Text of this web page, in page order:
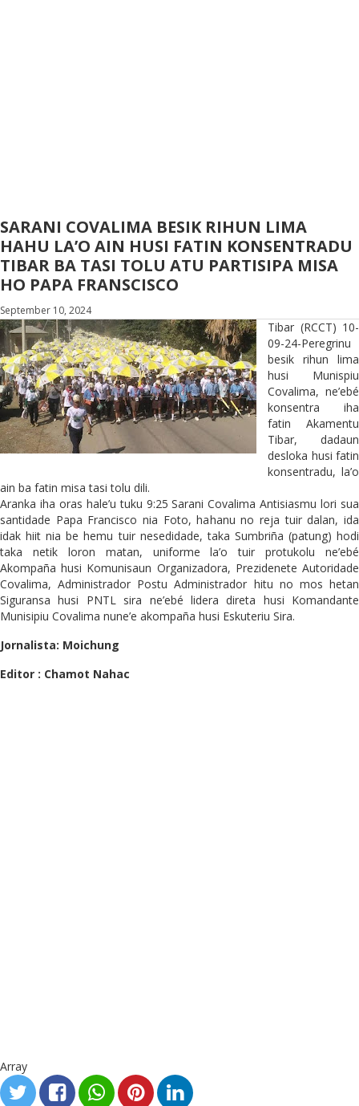
SARANI COVALIMA BESIK RIHUN LIMA
HAHU LA’O AIN HUSI FATIN KONSENTRADU
TIBAR BA TASI TOLU ATU PARTISIPA MISA
HO PAPA FRANSCISCO
September 10, 2024
Tibar (RCCT) 10-
09-24-Peregrinu
besik rihun lima
husi Munispiu
Covalima, ne’ebé
konsentra iha
fatin Akamentu
Tibar, dadaun
desloka husi fatin
konsentradu, la’o
ain ba fatin misa tasi tolu dili.
Aranka iha oras hale’u tuku 9:25 Sarani Covalima Antisiasmu lori sua
santidade Papa Francisco nia Foto, hahanu no reja tuir dalan, ida
idak hiit nia be hemu tuir nesedidade, taka Sumbriña (patung) hodi
taka netik loron matan, uniforme la’o tuir protukolu ne’ebé
Akompaña husi Komunisaun Organizadora, Prezidenete Autoridade
Covalima, Administrador Postu Administrador hitu no mos hetan
Siguransa husi PNTL sira ne’ebé lidera direta husi Komandante
Munisipiu Covalima nune’e akompaña husi Eskuteriu Sira.
Jornalista: Moichung
Editor : Chamot Nahac
Array